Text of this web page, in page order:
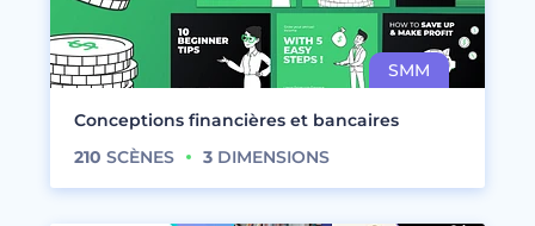
Conceptions financières et bancaires
210 SCÈNES 3 DIMENSIONS